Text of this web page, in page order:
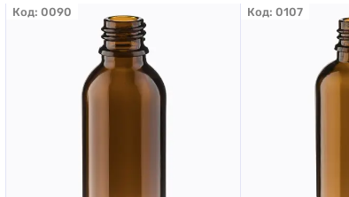
Код:0090 Код: 0107